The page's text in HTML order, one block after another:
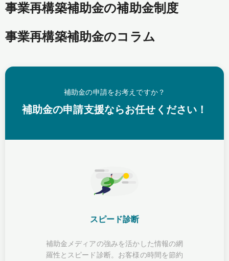
事業再構築補助金の補助金制度
事業再構築補助金のコラム
補助金の申請をお考えですか？
補助金の申請支援ならお任せください！
スピード診断
補助金メディアの強みを活かした情報の網
羅性とスピード診断。お客様の時間を節約